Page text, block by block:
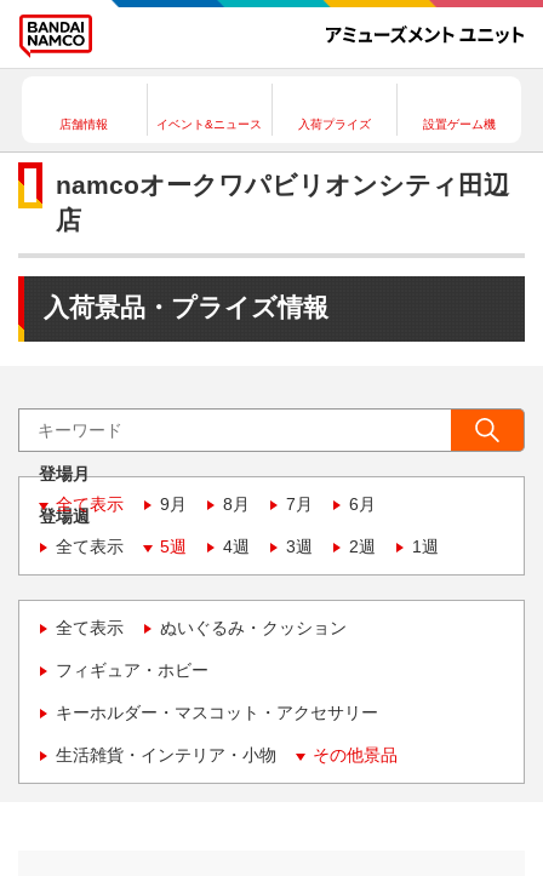
店舗情報 イベント&ニュース 入荷プライズ 設置ゲーム機
namcoオークワパビリオンシティ田辺
店
入荷景品・プライズ情報
登場月
全て表示
9月 8月 7月 6月
登場週
全て表示
5週 4週 3週 2週 1週
全て表示 ぬいぐるみ・クッション
フィギュア・ホビー
キーホルダー・マスコット・アクセサリー
生活雑貨・インテリア・小物 その他景品